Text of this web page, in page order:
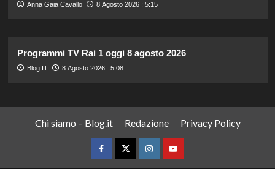
Anna Gaia Cavallo 8 Agosto 2026 : 5:15
Programmi TV Rai 1 oggi 8 agosto 2026
Blog.IT 8 Agosto 2026 : 5:08
Chi siamo – Blog.it Redazione Privacy Policy
FacebookTwitterInstagramYouTube